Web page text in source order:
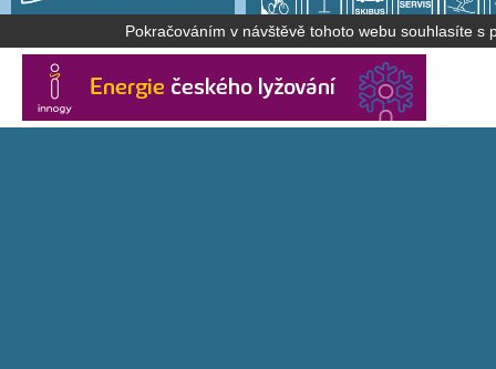
Teletext ČT strana 689
Panorama TV, ČT Sport Po-Ne
Pokračováním v návštěvě tohoto webu souhlasíte